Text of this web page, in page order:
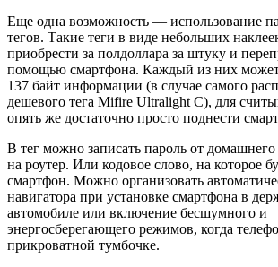
Еще одна возможность — использование
тегов. Такие теги в виде небольших
приобрести за полдоллара за штуку и
помощью смартфона. Каждый из них может
137 байт информации (в случае самого
дешевого тега Mifire Ultralight C), для
опять же достаточно просто поднести
В тег можно записать пароль от
на роутер. Или кодовое слово, на которое
смартфон. Можно организовать
навигатора при установке смартфона в
автомобиле или включение бесшумного и
энергосберегающего режимов, когда
прикроватной тумбочке.